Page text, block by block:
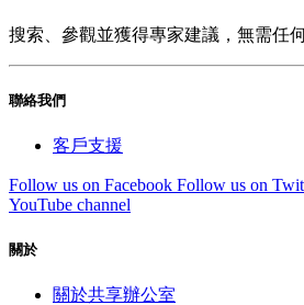
搜索、參觀並獲得專家建議，無需任
聯絡我們
客戶支援
Follow us on Facebook Follow us on
YouTube channel
關於
關於共享辦公室